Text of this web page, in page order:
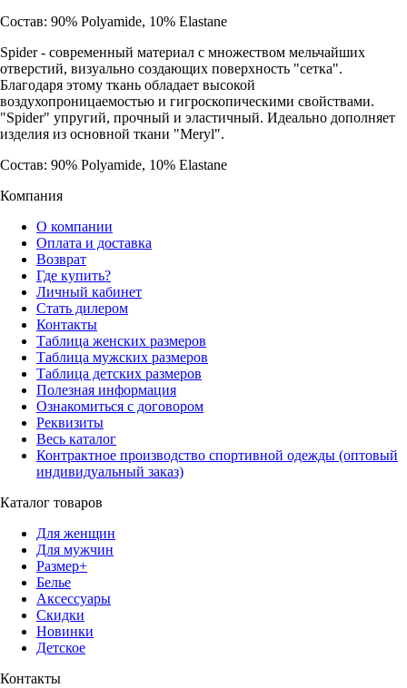
Состав: 90% Polyamide, 10% Elastane
Spider - современный материал с множеством мельчайших
отверстий, визуально создающих поверхность "сетка".
Благодаря этому ткань обладает высокой
воздухопроницаемостью и гигроскопическими свойствами.
"Spider" упругий, прочный и эластичный. Идеально дополняет
изделия из основной ткани "Meryl".
Состав: 90% Polyamide, 10% Elastane
Компания
О компании
Оплата и доставка
Возврат
Где купить?
Личный кабинет
Стать дилером
Контакты
Таблица женских размеров
Таблица мужских размеров
Таблица детских размеров
Полезная информация
Ознакомиться с договором
Реквизиты
Весь каталог
Контрактное производство спортивной одежды (оптовый
индивидуальный заказ)
Каталог товаров
Для женщин
Для мужчин
Размер+
Белье
Аксессуары
Скидки
Новинки
Детское
Контакты